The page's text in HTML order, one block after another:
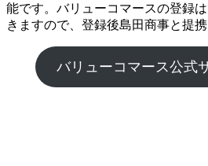
能です。バリューコマースの登録
きますので、登録後島田商事と提
バリューコマース公式